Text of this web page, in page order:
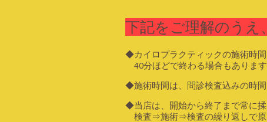
下記をご理解のうえ
◆カイロプラクティックの施術時間
40分ほどで終わる場合もありま
◆施術時間は、問診検査込みの時間
◆当店は、開始から終了まで常に揉
検査⇒施術⇒検査の繰り返しで原